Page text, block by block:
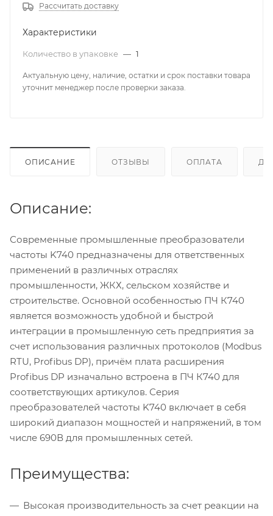
Рассчитать доставку
Характеристики
Количество в упаковке — 1
Актуальную цену, наличие, остатки и срок поставки товара
уточнит менеджер после проверки заказа.
ОПИСАНИЕ ОТЗЫВЫ ОПЛАТА
Описание:
Современные промышленные преобразователи
частоты K740 предназначены для ответственных
применений в различных отраслях
промышленности, ЖКХ, сельском хозяйстве и
строительстве. Основной особенностью ПЧ К740
является возможность удобной и быстрой
интеграции в промышленную сеть предприятия за
счет использования различных протоколов (Modbus
RTU, Profibus DP), причём плата расширения
Profibus DP изначально встроена в ПЧ К740 для
соответствующих артикулов. Серия
преобразователей частоты K740 включает в себя
широкий диапазон мощностей и напряжений, в том
числе 690В для промышленных сетей.
Преимущества:
Высокая производительность за счет реакции на